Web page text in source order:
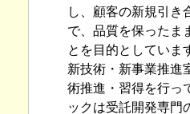
し、顧客の新規引き
で、品質を保ったま
とを目的としていま
新技術・新事業推進
術推進・習得を行っ
ックは受託開発専門